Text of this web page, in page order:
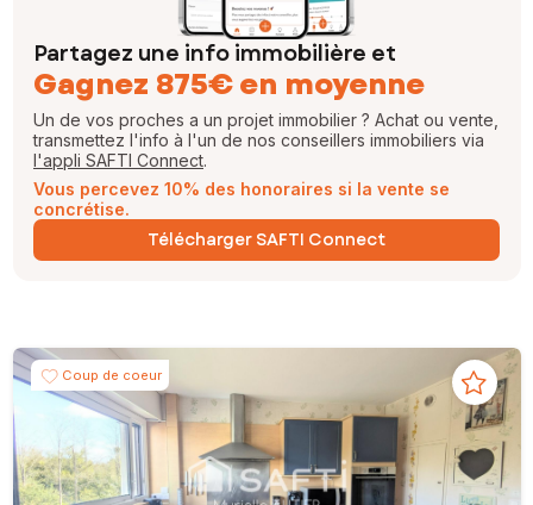
Partagez une info immobilière et
Gagnez 875€ en moyenne
Un de vos proches a un projet immobilier ? Achat ou vente,
transmettez l'info à l'un de nos conseillers immobiliers via
l'appli SAFTI Connect.
Vous percevez 10% des honoraires si la vente se
concrétise.
Télécharger SAFTI Connect
Coup de coeur